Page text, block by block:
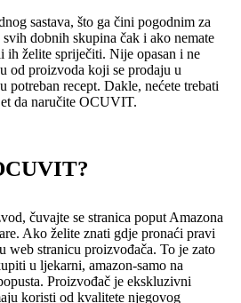
sastava, što ga čini pogodnim za
dobnih skupina čak i ako nemate
ih želite spriječiti. Nije opasan i ne
od proizvoda koji se prodaju u
potreban recept. Dakle, nećete trebati
da naručite OCUVIT.
čuvajte se stranica poput Amazona
Ako želite znati gdje pronaći pravi
web stranicu proizvođača. To je zato
u ljekarni, amazon-samo na
Proizvođač je ekskluzivni
koristi od kvalitete njegovog